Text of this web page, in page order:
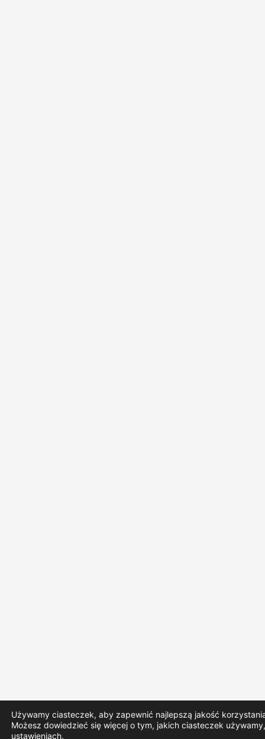
Używamy ciasteczek, aby zapewnić najlepszą jakość
Możesz dowiedzieć się więcej o tym, jakich ciasteczek
ustawieniach.